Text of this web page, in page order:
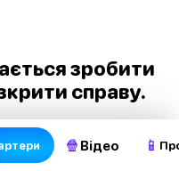
зробити
справу.
вона не
те, що шукає.
🍿 Відео 📱